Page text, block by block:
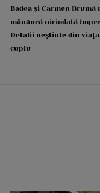
Badea și Carmen Brumă
mănâncă niciodată
Detalii neștiute din
cuplu